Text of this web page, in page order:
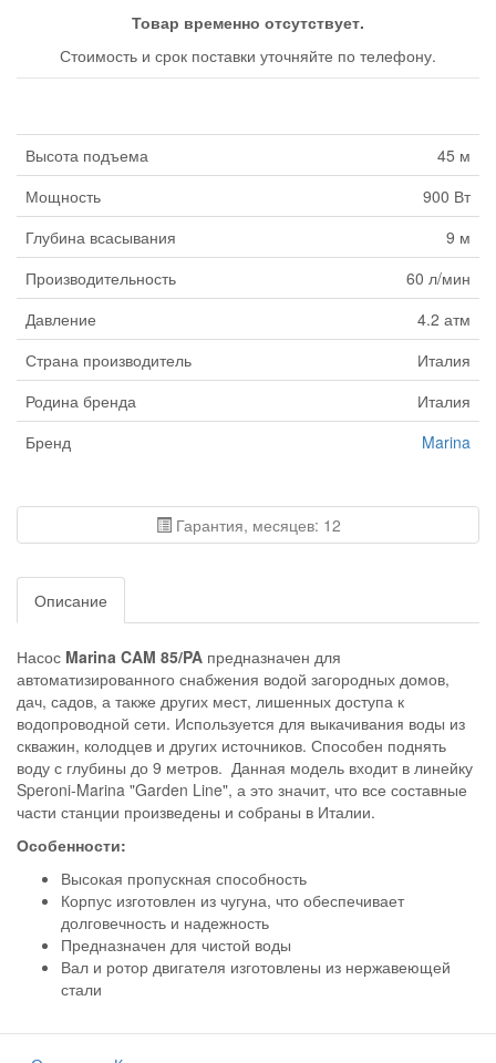
Товар временно отсутствует.
Стоимость и срок поставки уточняйте по телефону.
Высота подъема
45 м
Мощность
900 Вт
Глубина всасывания
9 м
Производительность
60 л/мин
Давление
4.2 атм
Страна производитель
Италия
Родина бренда
Италия
Бренд
Marina
Гарантия, месяцев: 12
Описание
Насос Marina CAM 85/PA предназначен для
автоматизированного снабжения водой загородных домов,
дач, садов, а также других мест, лишенных доступа к
водопроводной сети. Используется для выкачивания воды из
скважин, колодцев и других источников. Способен поднять
воду с глубины до 9 метров. Данная модель входит в линейку
Speroni-Marina "Garden Line", а это значит, что все составные
части станции произведены и собраны в Италии.
Особенности:
Высокая пропускная способность
Корпус изготовлен из чугуна, что обеспечивает
долговечность и надежность
Предназначен для чистой воды
Вал и ротор двигателя изготовлены из нержавеющей
стали